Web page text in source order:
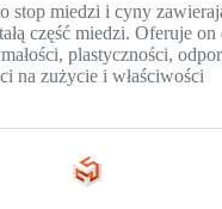
stop miedzi i cyny
część miedzi. Oferuje on
plastyczności,
na zużycie i właściwości